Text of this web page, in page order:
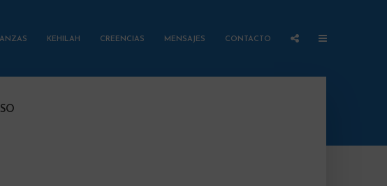
KEHILAH CREENCIAS MENSAJES CONTACTO